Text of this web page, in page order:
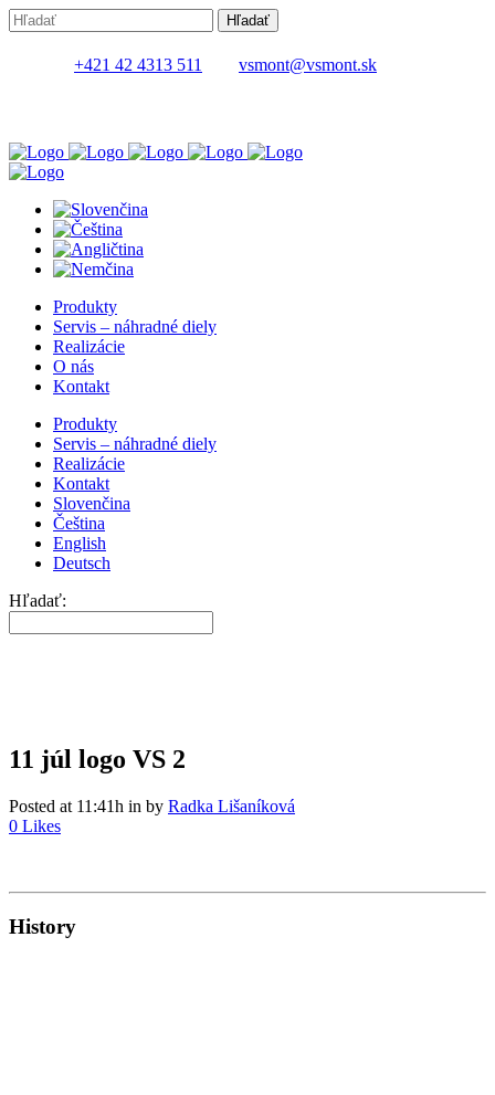
+421 42 4313 511 vsmont@vsmont.sk
Produkty
Servis – náhradné diely
Realizácie
O nás
Kontakt
Produkty
Servis – náhradné diely
Realizácie
Kontakt
Slovenčina
Čeština
English
Deutsch
Hľadať:
11 júl logo VS 2
Posted at 11:41h in by Radka Lišaníková
0 Likes
History